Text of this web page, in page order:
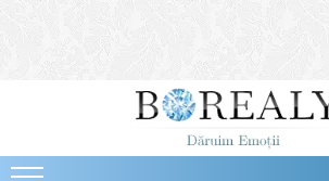
Bijuterii